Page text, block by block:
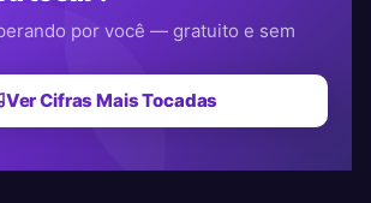
por você — gratuito e sem
Ver Cifras Mais Tocadas